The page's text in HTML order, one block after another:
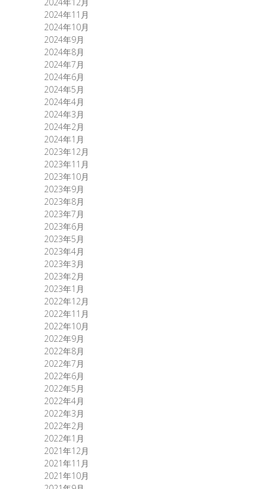
2024年11月
2024年10月
2024年9月
2024年8月
2024年7月
2024年6月
2024年5月
2024年4月
2024年3月
2024年2月
2024年1月
2023年12月
2023年11月
2023年10月
2023年9月
2023年8月
2023年7月
2023年6月
2023年5月
2023年4月
2023年3月
2023年2月
2023年1月
2022年12月
2022年11月
2022年10月
2022年9月
2022年8月
2022年7月
2022年6月
2022年5月
2022年4月
2022年3月
2022年2月
2022年1月
2021年12月
2021年11月
2021年10月